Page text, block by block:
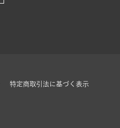
特定商取引法に基づく表示